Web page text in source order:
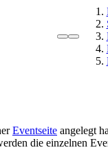
Eventseite angelegt
die einzelnen